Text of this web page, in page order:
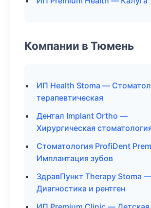
Компании в Тюмень
ИП Health Stoma —
терапевтическая
Дентал Implant Ortho —
Хирургическая
Стоматология ProfiDent
Имплантация зубов
ЗдравПункт Therapy Stoma —
Диагностика и рентген